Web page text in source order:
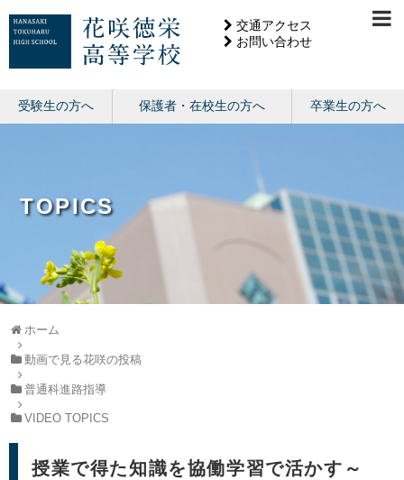
交通アクセス
お問い合わせ
受験生の方へ 保護者・在校生の方へ 卒業生の方へ
TOPICS
ホーム
動画で見る花咲の投稿
普通科進路指導
VIDEO TOPICS
授業で得た知識を協働学習で活かす～